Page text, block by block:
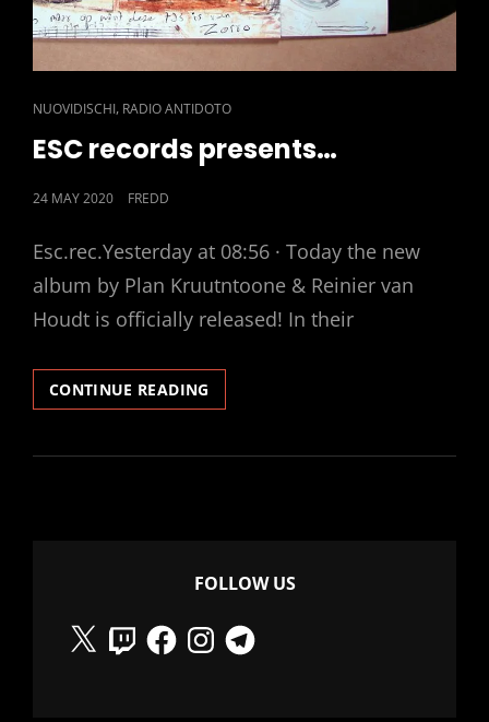
CAT
LINKS
NUOVIDISCHI, RADIO ANTIDOTO
ESC records presents…
POSTED
24 MAY 2020 FREDD
Esc.rec.Yesterday at 08:56 · Today the new
album by Plan Kruutntoone & Reinier van
Houdt is officially released! In their
CONTINUE READING
RECORDS
FOLLOW US
X
TwitchFacebookInstagramTelegram